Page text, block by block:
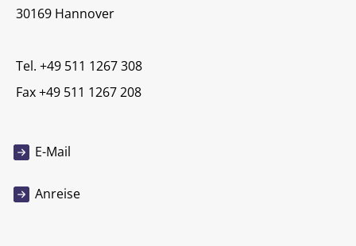
30169 Hannover
Tel. +49 511 1267 308
Fax +49 511 1267 208
E-Mail
Anreise